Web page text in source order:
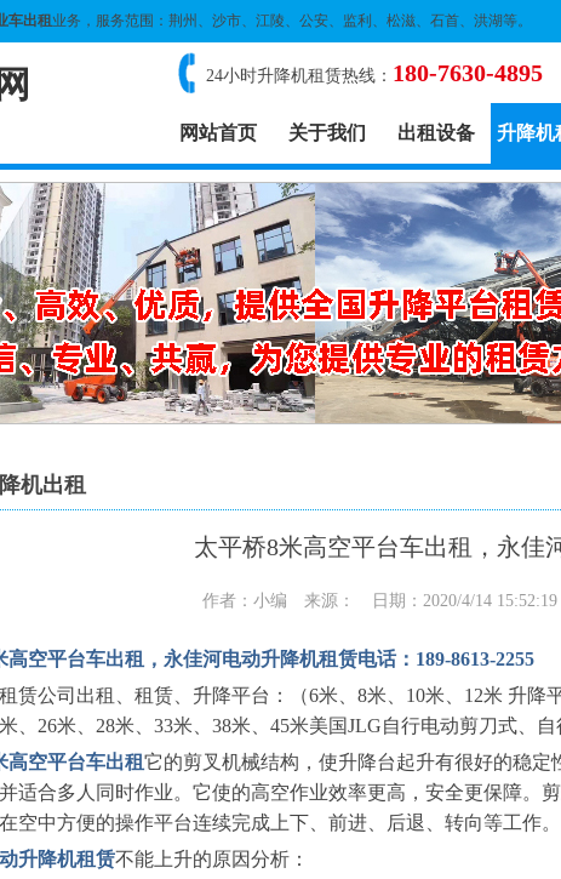
车出租业务，服务范围：荆州、沙市、江陵、公安、监利、松滋、石首、洪湖等。
24小时升降机租赁热线： 180-7630-4895
网站首页 关于我们 出租设备 升降机
机出租
太平桥8米高空平台车出租，永佳
作者：小编 来源： 日期：2020/4/14
高空平台车出租，永佳河电动升降机租赁电话：189-8613-2255
赁公司出租、租赁、升降平台：（6米、8米、10米、12米 升
、26米、28米、33米、38米、45米美国JLG自行电动剪刀式、
高空平台车出租它的剪叉机械结构，使升降台起升有很好的稳
适合多人同时作业。它使的高空作业效率更高，安全更保障。
空中方便的操作平台连续完成上下、前进、后退、转向等工作。
升降机租赁不能上升的原因分析：